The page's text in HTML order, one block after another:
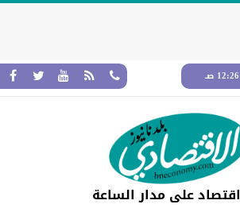
12:26 صـ
اقتصاد على مدار الساعة